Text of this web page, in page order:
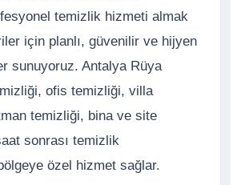
temizlik hizmeti almak
için planlı, güvenilir ve hijyen
sunuyoruz. Antalya Rüya
ofis temizliği, villa
temizliği, bina ve site
sonrası temizlik
özel hizmet sağlar.